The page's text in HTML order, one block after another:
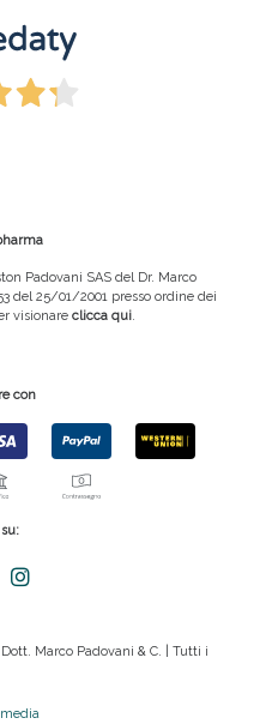
Padovani SAS del Dr. Marco
del 25/01/2001 presso ordine dei
visionare clicca qui.
con
Marco Padovani & C. | Tutti i